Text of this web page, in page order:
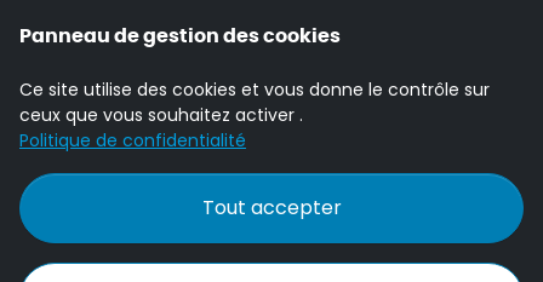
Panneau de gestion des cookies
Ce site utilise des cookies et vous donne le contrôle sur
ceux que vous souhaitez activer .
Politique de confidentialité
Tout accepter